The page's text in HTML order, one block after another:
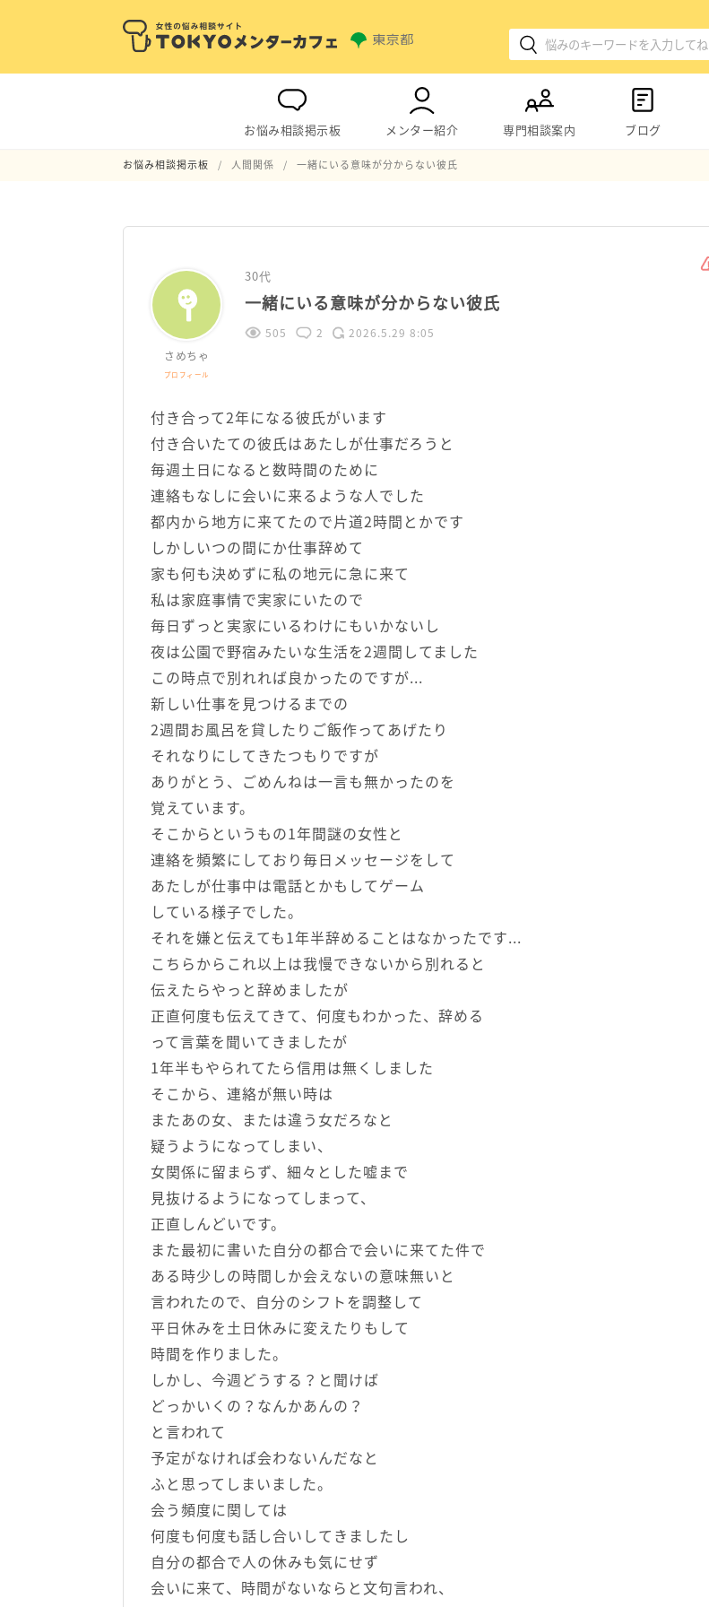
お悩み相談掲示板 メンター紹介 専門相談案内 ブログ
お悩み相談掲示板 人間関係 一緒にいる意味が分からない彼氏
さめちゃ
プロフィール
30代
一緒にいる意味が分からない彼氏
505 2 2026.5.29 8:05
付き合って2年になる彼氏がいます
付き合いたての彼氏はあたしが仕事だろうと
毎週土日になると数時間のために
連絡もなしに会いに来るような人でした
都内から地方に来てたので片道2時間とかです
しかしいつの間にか仕事辞めて
家も何も決めずに私の地元に急に来て
私は家庭事情で実家にいたので
毎日ずっと実家にいるわけにもいかないし
夜は公園で野宿みたいな生活を2週間してました
この時点で別れれば良かったのですが...
新しい仕事を見つけるまでの
2週間お風呂を貸したりご飯作ってあげたり
それなりにしてきたつもりですが
ありがとう、ごめんねは一言も無かったのを
覚えています。
そこからというもの1年間謎の女性と
連絡を頻繁にしており毎日メッセージをして
あたしが仕事中は電話とかもしてゲーム
している様子でした。
それを嫌と伝えても1年半辞めることはなかったです...
こちらからこれ以上は我慢できないから別れると
伝えたらやっと辞めましたが
正直何度も伝えてきて、何度もわかった、辞める
って言葉を聞いてきましたが
1年半もやられてたら信用は無くしました
そこから、連絡が無い時は
またあの女、または違う女だろなと
疑うようになってしまい、
女関係に留まらず、細々とした嘘まで
見抜けるようになってしまって、
正直しんどいです。
また最初に書いた自分の都合で会いに来てた件で
ある時少しの時間しか会えないの意味無いと
言われたので、自分のシフトを調整して
平日休みを土日休みに変えたりもして
時間を作りました。
しかし、今週どうする？と聞けば
どっかいくの？なんかあんの？
と言われて
予定がなければ会わないんだなと
ふと思ってしまいました。
会う頻度に関しては
何度も何度も話し合いしてきましたし
自分の都合で人の休みも気にせず
会いに来て、時間がないならと文句言われ、